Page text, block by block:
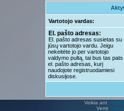
Vartotojo vardas:
El. pašto adresas:
El. pašto adresas susietas su
jūsų vartotojo vardu. Jeigu
nekeitėte jo per vartotojo
valdymo pultą, tai bus tas pats
el. pašto adresas, kurį
naudojote registruodamiesi
diskusijose.
Veikia ant
Vertė Vilius